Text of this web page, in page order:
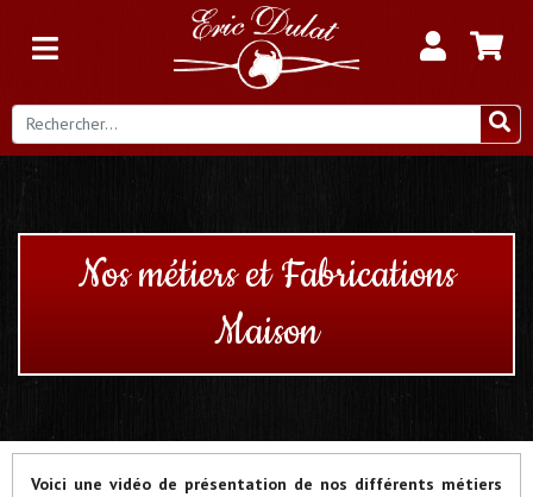
Nos métiers et Fabrications
Maison
Voici une vidéo de présentation de nos différents métiers